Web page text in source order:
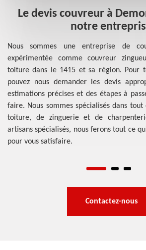
Le devis couvreur à
notre
Nous sommes une entreprise de
expérimentée comme couvreur
toiture dans le 1415 et sa région. Pour
pouvez nous demander les devis
estimations précises et des étapes à
faire. Nous sommes spécialisés dans
toiture, de zinguerie et de
artisans spécialisés, nous ferons tout ce
pour vous satisfaire.
Contactez-nous